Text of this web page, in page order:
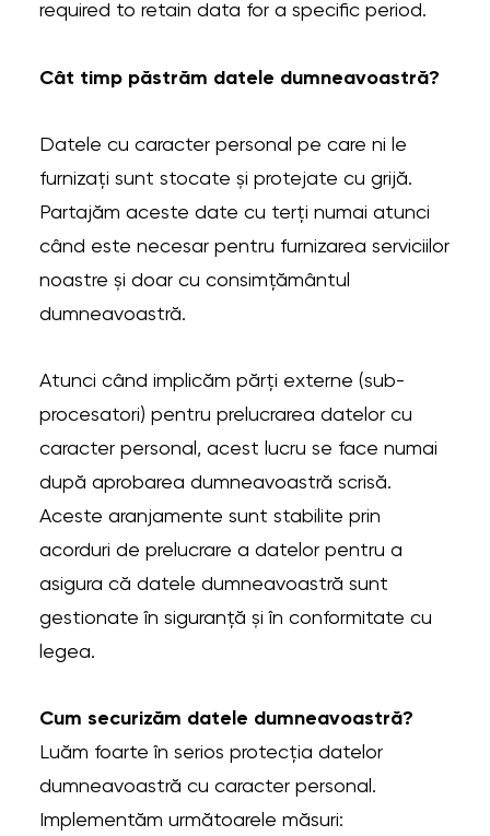
required to retain data for a specific period.
Cât timp păstrăm datele dumneavoastră?
Datele cu caracter personal pe care ni le
furnizați sunt stocate și protejate cu grijă.
Partajăm aceste date cu terți numai atunci
când este necesar pentru furnizarea serviciilor
noastre și doar cu consimțământul
dumneavoastră.
Atunci când implicăm părți externe (sub-
procesatori) pentru prelucrarea datelor cu
caracter personal, acest lucru se face numai
după aprobarea dumneavoastră scrisă.
Aceste aranjamente sunt stabilite prin
acorduri de prelucrare a datelor pentru a
asigura că datele dumneavoastră sunt
gestionate în siguranță și în conformitate cu
legea.
Cum securizăm datele dumneavoastră?
Luăm foarte în serios protecția datelor
dumneavoastră cu caracter personal.
Implementăm următoarele măsuri: